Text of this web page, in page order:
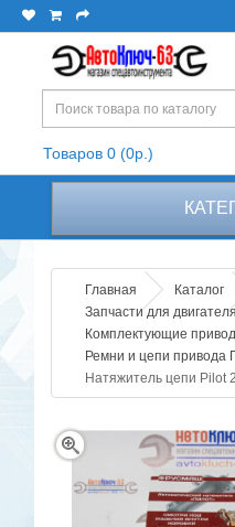
Товаров 0 (0р.)
Главная
Каталог
Запчасти для двигателя
Комплектующие
Ремни и цепи привода
Натяжитель цепи